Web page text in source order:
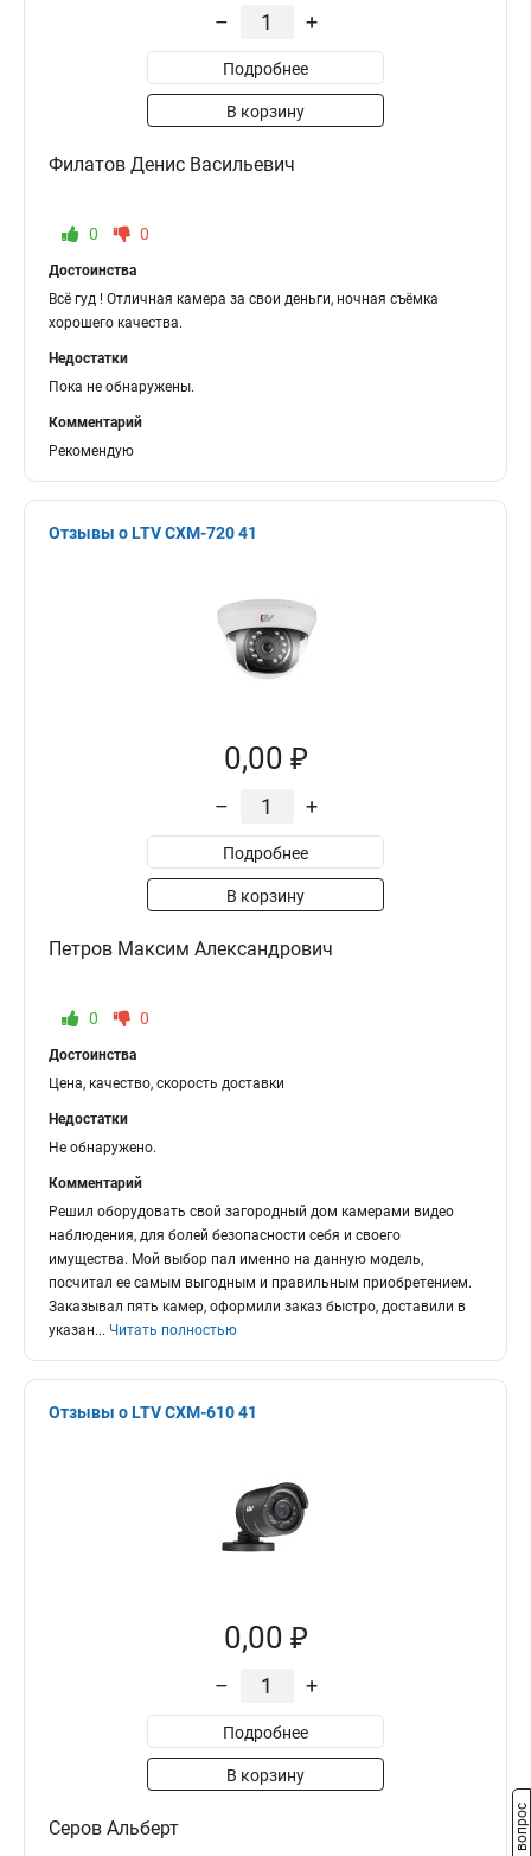
– +
Подробнее
В корзину
Филатов Денис Васильевич
0 0
Достоинства
Всё гуд ! Отличная камера за свои деньги, ночная съёмка
хорошего качества.
Недостатки
Пока не обнаружены.
Комментарий
Рекомендую
Отзывы о LTV CXM-720 41
0,00 ₽
– +
Подробнее
В корзину
Петров Максим Александрович
0 0
Достоинства
Цена, качество, скорость доставки
Недостатки
Не обнаружено.
Комментарий
Решил оборудовать свой загородный дом камерами видео
наблюдения, для болей безопасности себя и своего
имущества. Мой выбор пал именно на данную модель,
посчитал ее самым выгодным и правильным приобретением.
Заказывал пять камер, оформили заказ быстро, доставили в
указан... Читать полностью
Отзывы о LTV CXM-610 41
0,00 ₽
– +
Подробнее
В корзину
Серов Альберт